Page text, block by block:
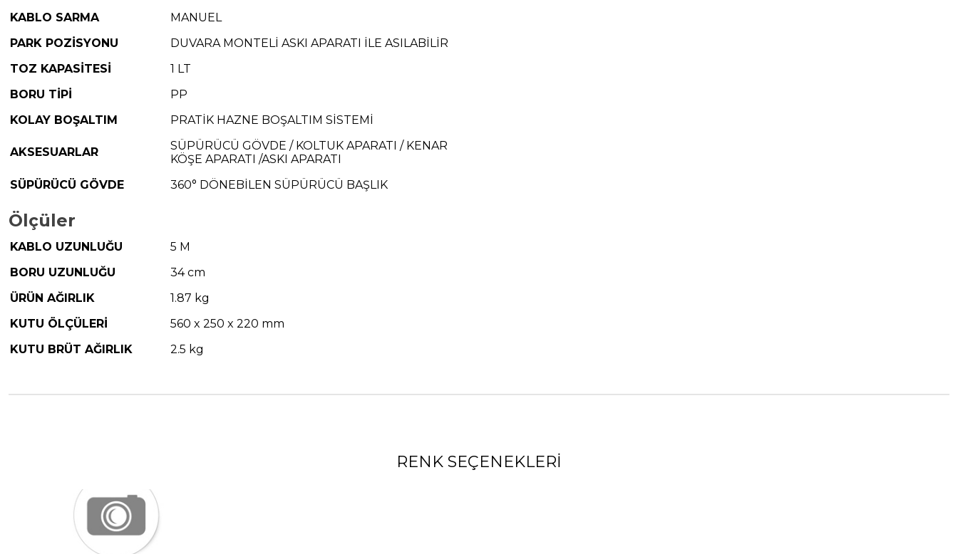
KABLO SARMA
MANUEL
PARK POZİSYONU
DUVARA MONTELİ ASKI APARATI İLE ASILABİLİR
TOZ KAPASİTESİ
1 LT
BORU TİPİ
PP
KOLAY BOŞALTIM
PRATİK HAZNE BOŞALTIM SİSTEMİ
AKSESUARLAR
SÜPÜRÜCÜ GÖVDE / KOLTUK APARATI / KENAR
KÖŞE APARATI /ASKI APARATI
SÜPÜRÜCÜ GÖVDE
360° DÖNEBİLEN SÜPÜRÜCÜ BAŞLIK
Ölçüler
KABLO UZUNLUĞU
5 M
BORU UZUNLUĞU
34 cm
ÜRÜN AĞIRLIK
1.87 kg
KUTU ÖLÇÜLERİ
560 x 250 x 220 mm
KUTU BRÜT AĞIRLIK
2.5 kg
RENK SEÇENEKLERI